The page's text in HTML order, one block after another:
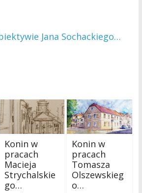
Jana Sochackiego…
Konin w
pracach
Macieja
Strychalskie
go…
Konin w
pracach
Tomasza
Olszewskieg
o…